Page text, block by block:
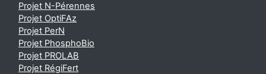
Projet N-Pérennes
Projet OptiFAz
Projet PerN
Projet PhosphoBio
Projet PROLAB
Projet RégiFert